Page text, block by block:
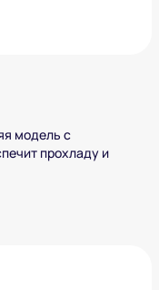
модель с
прохладу и